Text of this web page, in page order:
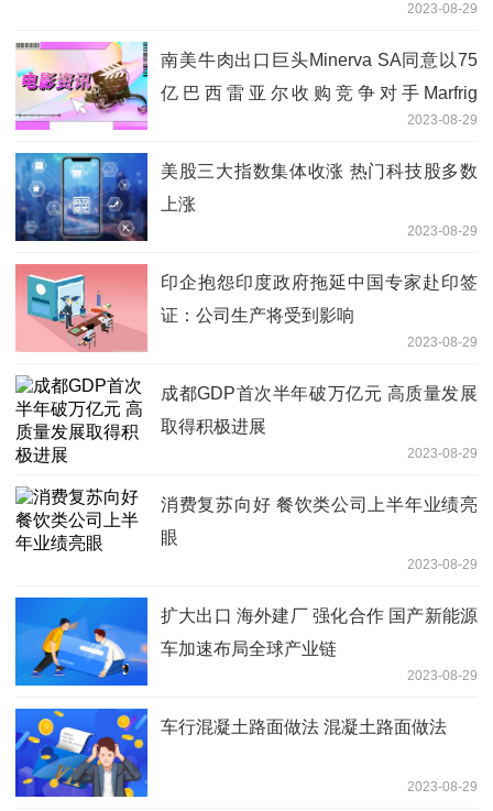
2023-08-29
南美牛肉出口巨头Minerva SA同意以75
亿巴西雷亚尔收购竞争对手Marfrig
2023-08-29
美股三大指数集体收涨 热门科技股多数
上涨
2023-08-29
印企抱怨印度政府拖延中国专家赴印签
证：公司生产将受到影响
2023-08-29
成都GDP首次半年破万亿元 高质量发展
取得积极进展
2023-08-29
消费复苏向好 餐饮类公司上半年业绩亮
眼
2023-08-29
扩大出口 海外建厂 强化合作 国产新能源
车加速布局全球产业链
2023-08-29
车行混凝土路面做法 混凝土路面做法
2023-08-29